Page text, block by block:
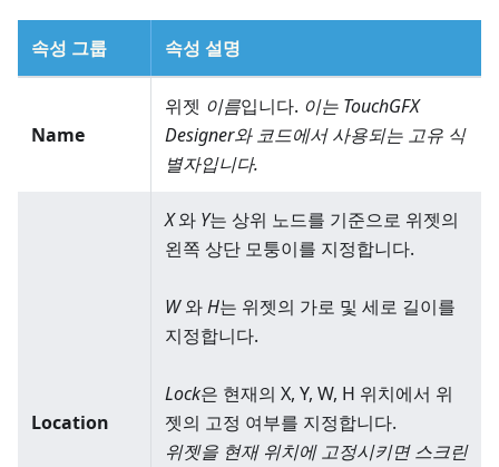
속성 그룹 속성 설명
Name
위젯 이름입니다. 이는 TouchGFX
Designer와 코드에서 사용되는 고유 식
별자입니다.
Location
X와 Y는 상위 노드를 기준으로 위젯의
왼쪽 상단 모퉁이를 지정합니다.
W와H는 위젯의 가로 및 세로 길이를
지정합니다.
Lock은 현재의 X, Y, W, H 위치에서 위
젯의 고정 여부를 지정합니다.
위젯을 현재 위치에 고정시키면 스크린